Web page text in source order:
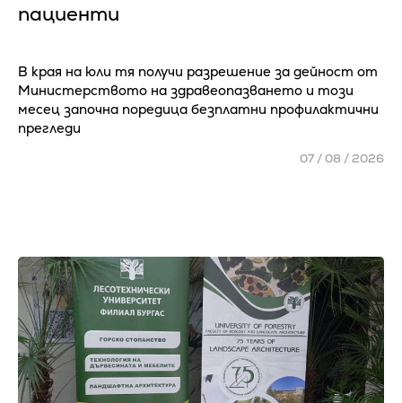
пациенти
В края на юли тя получи разрешение за дейност от
Министерството на здравеопазването и този
месец започна поредица безплатни профилактични
прегледи
07 / 08 / 2026